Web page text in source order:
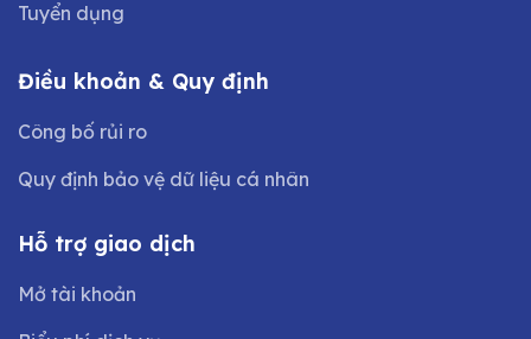
Tuyển dụng
Điều khoản & Quy định
Công bố rủi ro
Quy định bảo vệ dữ liệu cá nhân
Hỗ trợ giao dịch
Mở tài khoản